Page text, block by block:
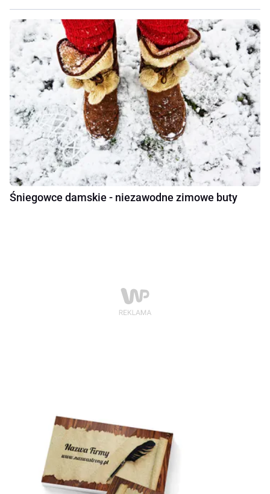
Śniegowce damskie - niezawodne zimowe buty